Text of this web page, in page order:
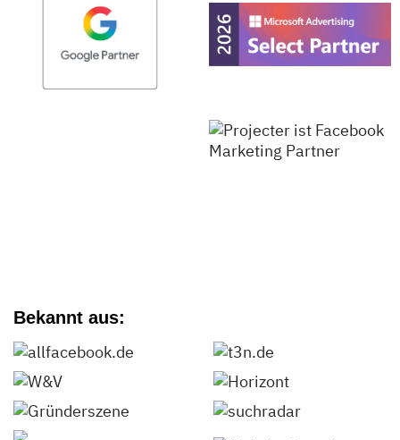
Bekannt aus: